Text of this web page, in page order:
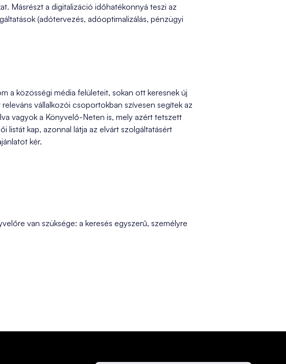
Másrészt a digitalizáció időhatékonnyá teszi az
(adótervezés, adóoptimalizálás, pénzügyi
a közösségi média felületeit, sokan ott keresnek új
vállalkozói csoportokban szívesen segítek az
vagyok a Könyvelő-Neten is, mely azért tetszett
listát kap, azonnal látja az elvárt szolgáltatásért
kér.
van szüksége: a keresés egyszerű, személyre